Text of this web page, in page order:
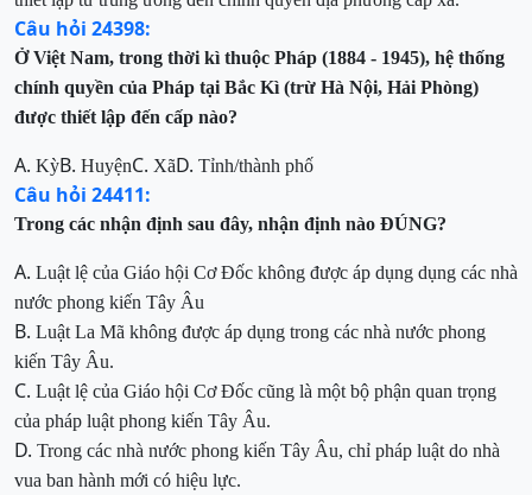
Câu hỏi 24398:
Ở Việt Nam, trong thời kì thuộc Pháp (1884 - 1945), hệ thống
chính quyền của Pháp tại Bắc Kì (trừ Hà Nội, Hải Phòng)
được thiết lập đến cấp nào?
A. KỳB. HuyệnC. XãD. Tỉnh/thành phố
Câu hỏi 24411:
Trong các nhận định sau đây, nhận định nào ĐÚNG?
A. Luật lệ của Giáo hội Cơ Đốc không được áp dụng dụng các nhà
nước phong kiến Tây Âu
B. Luật La Mã không được áp dụng trong các nhà nước phong
kiến Tây Âu.
C. Luật lệ của Giáo hội Cơ Đốc cũng là một bộ phận quan trọng
của pháp luật phong kiến Tây Âu.
D. Trong các nhà nước phong kiến Tây Âu, chỉ pháp luật do nhà
vua ban hành mới có hiệu lực.